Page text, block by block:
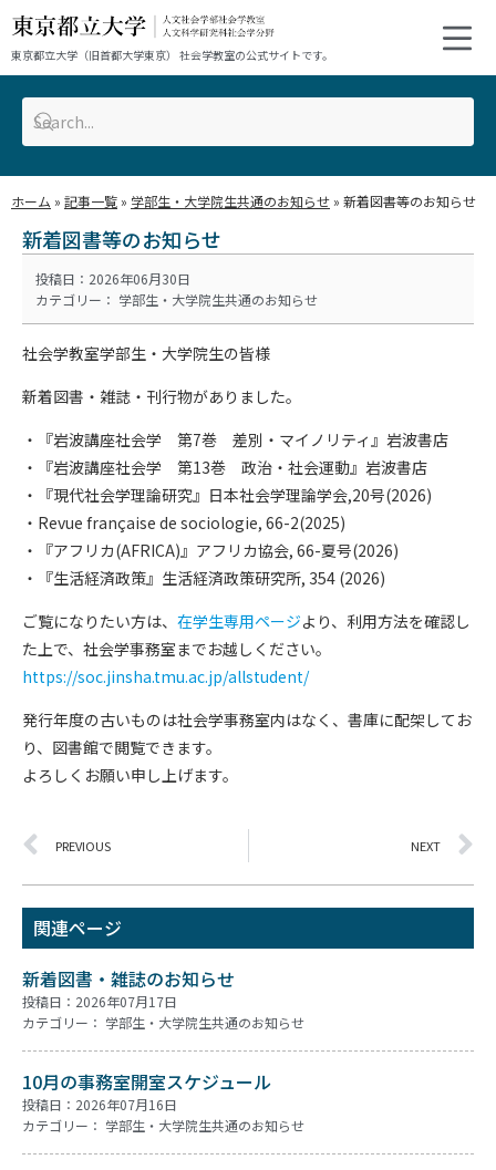
東京都立大学（旧首都大学東京） 社会学教室の公式サイトです。
ホーム » 記事一覧 » 学部生・大学院生共通のお知らせ » 新着図書等のお知らせ
新着図書等のお知らせ
投稿日：2026年06月30日
カテゴリー： 学部生・大学院生共通のお知らせ
社会学教室学部生・大学院生の皆様
新着図書・雑誌・刊行物がありました。
・『岩波講座社会学 第7巻 差別・マイノリティ』岩波書店
・『岩波講座社会学 第13巻 政治・社会運動』岩波書店
・『現代社会学理論研究』日本社会学理論学会,20号(2026)
・Revue française de sociologie, 66-2(2025)
・『アフリカ(AFRICA)』アフリカ協会, 66-夏号(2026)
・『生活経済政策』生活経済政策研究所, 354 (2026)
ご覧になりたい方は、 在学生専用ページより、利用方法を確認し
た上で、社会学事務室までお越しください。
https://soc.jinsha.tmu.ac.jp/allstudent/
発行年度の古いものは社会学事務室内はなく、書庫に配架してお
り、図書館で閲覧できます。
よろしくお願い申し上げます。
PREVIOUS NEXT
関連ページ
新着図書・雑誌のお知らせ
投稿日：2026年07月17日
カテゴリー： 学部生・大学院生共通のお知らせ
10月の事務室開室スケジュール
投稿日：2026年07月16日
カテゴリー： 学部生・大学院生共通のお知らせ